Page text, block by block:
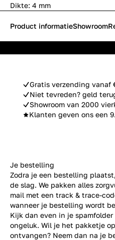
Dikte: 4 mm
Gratis verzending vanaf
Niet tevreden? geld
Showroom van 2000
Klanten geven ons een
Product informatieShowroom
Je bestelling
Zodra je een bestelling
de slag. We pakken alles
mail met een track & trace-
wanneer je bestelling wordt
Kijk dan even in je
ongeluk. Wil je het pakketje
ontvangen? Neem dan na je